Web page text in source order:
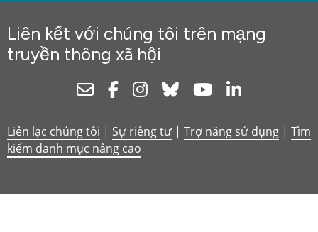
Liên kết với chúng tôi trên mạng
truyền thông xã hội
NewsletterFacebookInstagram
Bluesky Youtube
Liên lạc chúng tôi | Sự riêng tư | Trợ năng sử dụng | Tìm
kiếm danh mục nâng cao